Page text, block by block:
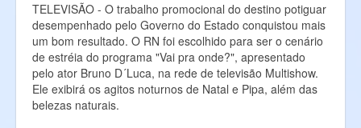
TELEVISÃO - O trabalho promocional do destino potiguar
desempenhado pelo Governo do Estado conquistou mais
um bom resultado. O RN foi escolhido para ser o cenário
de estréia do programa "Vai pra onde?", apresentado
pelo ator Bruno D´Luca, na rede de televisão Multishow.
Ele exibirá os agitos noturnos de Natal e Pipa, além das
belezas naturais.